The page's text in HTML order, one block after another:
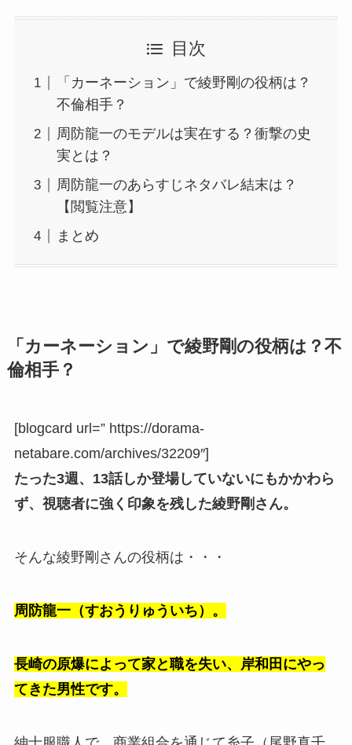
目次
「カーネーション」で綾野剛の役柄は？
不倫相手？
周防龍一のモデルは実在する？衝撃の史
実とは？
周防龍一のあらすじネタバレ結末は？
【閲覧注意】
まとめ
「カーネーション」で綾野剛の役柄は？不
倫相手？
[blogcard url=” https://dorama-
netabare.com/archives/32209″]
たった3週、13話しか登場していないにもかかわら
ず、視聴者に強く印象を残した綾野剛さん。
そんな綾野剛さんの役柄は・・・
周防龍一（すおうりゅういち）。
長崎の原爆によって家と職を失い、岸和田にやっ
てきた男性です。